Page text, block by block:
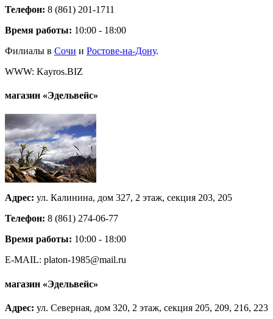
Телефон: 8 (861) 201-1711
Время работы: 10:00 - 18:00
Филиалы в Сочи и Ростове-на-Дону.
WWW: Kayros.BIZ
магазин «Эдельвейс»
Адрес: ул. Калинина, дом 327, 2 этаж, секция 203, 205
Телефон: 8 (861) 274-06-77
Время работы: 10:00 - 18:00
E-MAIL: platon-1985@mail.ru
магазин «Эдельвейс»
Адрес: ул. Северная, дом 320, 2 этаж, секция 205, 209, 216, 223